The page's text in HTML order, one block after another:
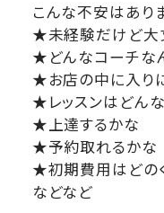
こんな不安はあり
★未経験だけど大
★どんなコーチなん
★お店の中に入り
★レッスンはどん
★上達するかな
★予約取れるかな
★初期費用はどの
などなど